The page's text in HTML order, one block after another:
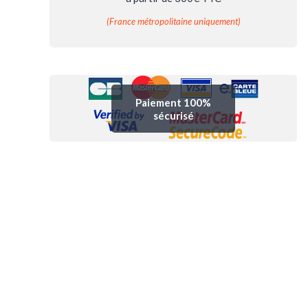
(France métropolitaine uniquement)
Paiement 100%
sécurisé